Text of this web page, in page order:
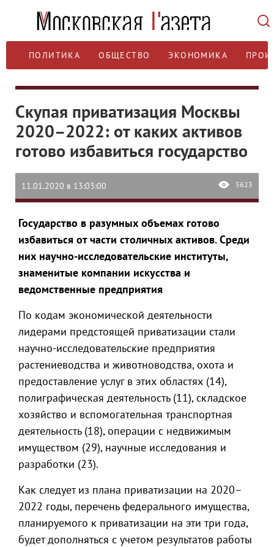
ПОЛИТИКА ОБЩЕСТВО ЭКОНОМИКА
Скупая приватизация Москвы
2020–2022: от каких активов
готово избавиться государство
11.01.2020 в 13:03:00 5623
Государство в разумных объемах готово
избавиться от части столичных активов. Среди
них научно-исследовательские институты,
знаменитые компании искусства и
ведомственные предприятия
По кодам экономической деятельности
лидерами предстоящей приватизации стали
научно-исследовательские предприятия
растениеводства и животноводства, охота и
предоставление услуг в этих областях (14),
полиграфическая деятельность (11), складское
хозяйство и вспомогательная транспортная
деятельность (18), операции с недвижимым
имуществом (29), научные исследования и
разработки (23).
Как следует из плана приватизации на 2020–
2022 годы, перечень федерального имущества,
планируемого к приватизации на эти три года,
будет дополняться с учетом результатов работы